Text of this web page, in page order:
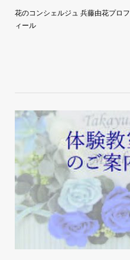
花のコンシェルジュ 兵藤由花プロフ
ィール